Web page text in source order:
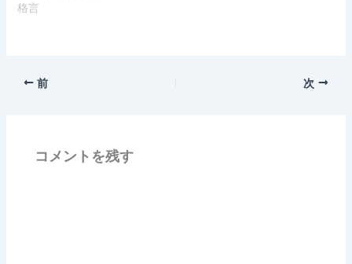
格言
前 次
コメントを残す